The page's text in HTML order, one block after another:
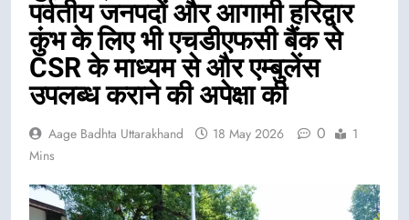
पर्वतीय जनपदों और आगामी हरिद्वार
कुंभ के लिए भी एचडीएफसी बैंक से
CSR के माध्यम से और एम्बुलेंस
उपलब्ध कराने की अपेक्षा की
Aage Badhta Uttarakhand 18 May 2026 0
1
Mins